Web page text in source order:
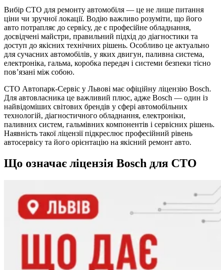
Вибір СТО для ремонту автомобіля — це не лише питання
ціни чи зручної локації. Водію важливо розуміти, що його
авто потрапляє до сервісу, де є професійне обладнання,
досвідчені майстри, правильний підхід до діагностики та
доступ до якісних технічних рішень. Особливо це актуально
для сучасних автомобілів, у яких двигун, паливна система,
електроніка, гальма, коробка передач і системи безпеки тісно
пов’язані між собою.
СТО Автопарк-Сервіс у Львові має офіційну ліцензію Bosch.
Для автовласника це важливий плюс, адже Bosch — один із
найвідоміших світових брендів у сфері автомобільних
технологій, діагностичного обладнання, електроніки,
паливних систем, гальмівних компонентів і сервісних рішень.
Наявність такої ліцензії підкреслює професійний рівень
автосервісу та його орієнтацію на якісний ремонт авто.
Що означає ліцензія Bosch для СТО